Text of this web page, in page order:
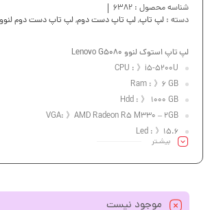
شناسه محصول : 6382
دسته : لپ تاپ,لپ تاپ دست دوم,لپ تاپ دست دوم لنوو
لپ تاپ استوک لنوو Lenovo G5080
CPU : 》i5-5200U
Ram : 》6 GB
Hdd : 》 1000 GB
VGA: 》AMD Radeon R5 M330 – 2GB
Led : 》15.6
رنگ مشکی ، بدون جعبه ، دارای باتری آکبند و رایتر و
مهلت تست
بیشـتر
موجود نیست